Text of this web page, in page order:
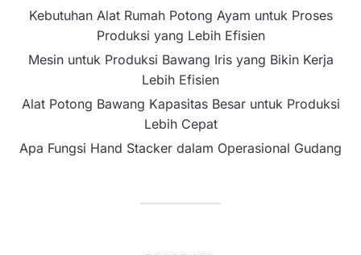
Kebutuhan Alat Rumah Potong Ayam untuk Proses
Produksi yang Lebih Efisien
Mesin untuk Produksi Bawang Iris yang Bikin Kerja
Lebih Efisien
Alat Potong Bawang Kapasitas Besar untuk Produksi
Lebih Cepat
Apa Fungsi Hand Stacker dalam Operasional Gudang